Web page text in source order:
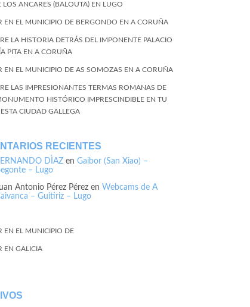
LOS ANCARES (BALOUTA) EN LUGO
EN EL MUNICIPIO DE BERGONDO EN A CORUÑA
LA HISTORIA DETRÁS DEL IMPONENTE PALACIO
PITA EN A CORUÑA
EN EL MUNICIPIO DE AS SOMOZAS EN A CORUÑA
LAS IMPRESIONANTES TERMAS ROMANAS DE
HISTÓRICO IMPRESCINDIBLE EN TU
CIUDAD GALLEGA
RECIENTES
DÌAZ en Gaibor (San Xiao) –
– Lugo
Antonio Pérez Pérez en Webcams de A
– Guitiriz – Lugo
EN EL MUNICIPIO DE
EN GALICIA